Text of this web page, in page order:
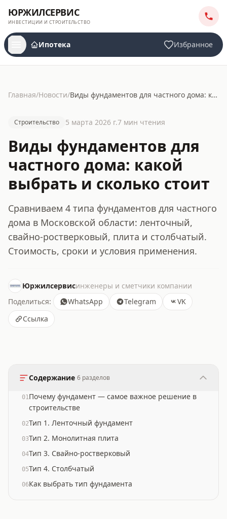
ЮРЖИЛСЕРВИС
ИНВЕСТИЦИИ И СТРОИТЕЛЬСТВО
Ипотека Избранное
Главная/Новости/ Виды фундаментов для частного дома: какой выбрать и сколько стоит
Строительство 5 марта 2026 г.7 мин чтения
Виды фундаментов для
частного дома: какой
выбрать и сколько стоит
Сравниваем 4 типа фундаментов для частного
дома в Московской области: ленточный,
свайно-ростверковый, плита и столбчатый.
Стоимость, сроки и условия применения.
Юржилсервисинженеры и сметчики компании
Поделиться:
WhatsApp Telegram
VK
Ссылка
Содержание 6 разделов
01Почему фундамент — самое важное решение в
строительстве
02Тип 1. Ленточный фундамент
03Тип 2. Монолитная плита
04Тип 3. Свайно-ростверковый
05Тип 4. Столбчатый
06Как выбрать тип фундамента